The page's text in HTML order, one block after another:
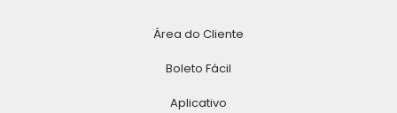
Área do Cliente
Boleto Fácil
Aplicativo